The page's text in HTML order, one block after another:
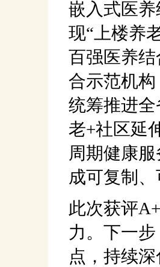
嵌入式医
现“上楼养
百强医养
合示范机
统筹推进
老+社区延
周期健康
成可复制
此次获评
力。下一
点，持续